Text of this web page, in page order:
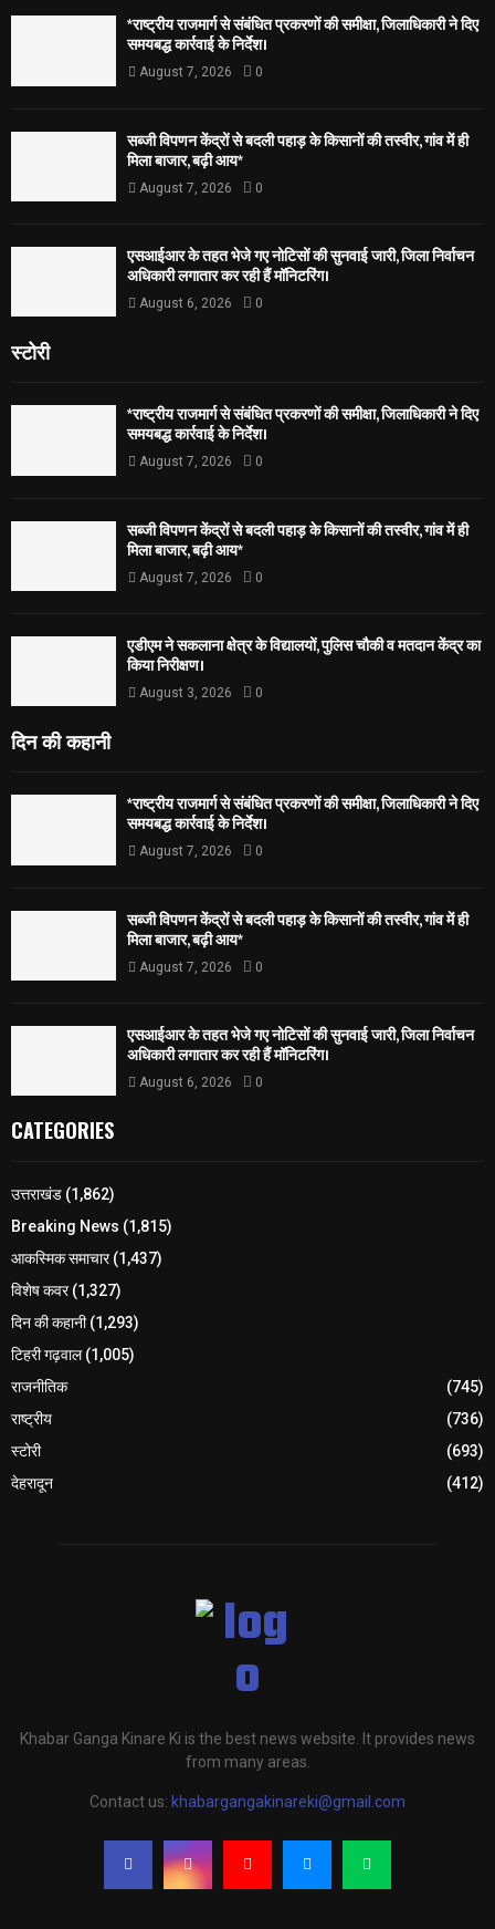
*राष्ट्रीय राजमार्ग से संबंधित प्रकरणों की समीक्षा, जिलाधिकारी ने दिए
समयबद्ध कार्रवाई के निर्देश।
August 7, 2026 0
सब्जी विपणन केंद्रों से बदली पहाड़ के किसानों की तस्वीर, गांव में ही
मिला बाजार, बढ़ी आय*
August 7, 2026 0
एसआईआर के तहत भेजे गए नोटिसों की सुनवाई जारी, जिला निर्वाचन
अधिकारी लगातार कर रही हैं मॉनिटरिंग।
August 6, 2026 0
स्टोरी
*राष्ट्रीय राजमार्ग से संबंधित प्रकरणों की समीक्षा, जिलाधिकारी ने दिए
समयबद्ध कार्रवाई के निर्देश।
August 7, 2026 0
सब्जी विपणन केंद्रों से बदली पहाड़ के किसानों की तस्वीर, गांव में ही
मिला बाजार, बढ़ी आय*
August 7, 2026 0
एडीएम ने सकलाना क्षेत्र के विद्यालयों, पुलिस चौकी व मतदान केंद्र का
किया निरीक्षण।
August 3, 2026 0
दिन की कहानी
*राष्ट्रीय राजमार्ग से संबंधित प्रकरणों की समीक्षा, जिलाधिकारी ने दिए
समयबद्ध कार्रवाई के निर्देश।
August 7, 2026 0
सब्जी विपणन केंद्रों से बदली पहाड़ के किसानों की तस्वीर, गांव में ही
मिला बाजार, बढ़ी आय*
August 7, 2026 0
एसआईआर के तहत भेजे गए नोटिसों की सुनवाई जारी, जिला निर्वाचन
अधिकारी लगातार कर रही हैं मॉनिटरिंग।
August 6, 2026 0
CATEGORIES
उत्तराखंड (1,862)
Breaking News (1,815)
आकस्मिक समाचार(1,437)
विशेष कवर(1,327)
दिन की कहानी(1,293)
टिहरी गढ़वाल(1,005)
राजनीतिक
(745)
राष्ट्रीय
(736)
स्टोरी
(693)
देहरादून
(412)
Khabar Ganga Kinare Ki is the best news website. It provides news
from many areas.
Contact us: khabargangakinareki@gmail.com